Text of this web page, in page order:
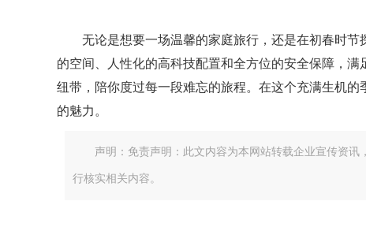
无论是想要一场温馨的家庭旅行，还是在初春时
的空间、人性化的高科技配置和全方位的安全保障，
纽带，陪你度过每一段难忘的旅程。在这个充满生机
的魅力。
声明：免责声明：此文内容为本网站转载企业宣传资
行核实相关内容。